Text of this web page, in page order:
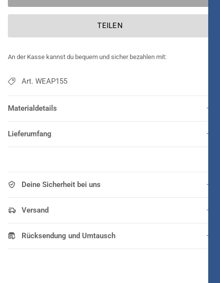
TEILEN
An der Kasse kannst du bequem und sicher bezahlen mit:
Art. WEAP155
Materialdetails
Lieferumfang
Deine Sicherheit bei uns
Versand
Rücksendung und Umtausch